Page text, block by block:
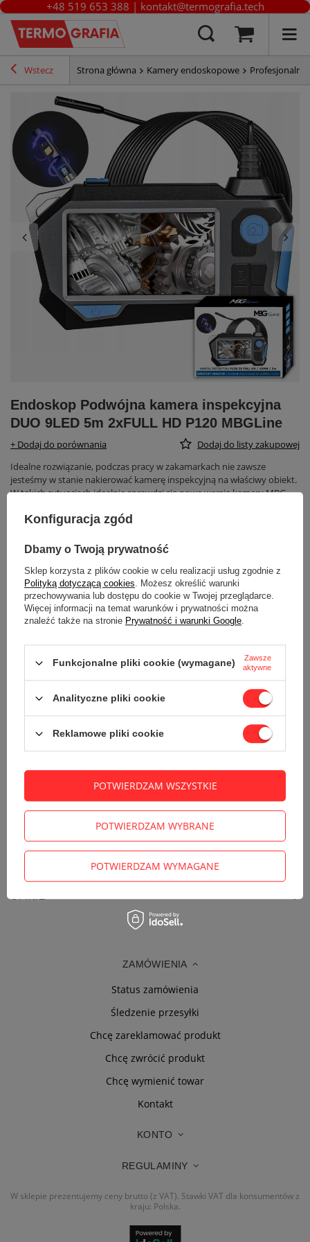
+48 519 653 388 | kontakt@termografia.tech
Wstecz Strona główna Kamery endoskopowe
Endoskop Podwójna kamera inspekcyjna
DUO 9LED 5m 2xFULL HD P120 MBGLine
+ Dodaj do porównania
Dodaj do listy zakupowej
Idealne rozwiązanie, podczas pracy w zakamarkach nie zawsze
jesteśmy w stanie nakierować kamerę inspekcyjną na właściwy obiekt.
W takich sytuacjach idealnie sprawdzi się nowa wersja kamery MBG
898,99 zł brutto/szt.
- + DODAJ DO KOSZYKA
dni na łatwy zwrot
Ten produkt nie jest dostępny w sklepie stacjonarnym
Bezpieczne zakupy
Odroczone płatności
. Kup teraz, zapłać za 30 dni, jeżeli nie
zwrócisz
ZADAJ PYTANIE
ZAMÓWIENIA
Status zamówienia
Śledzenie przesyłki
Chcę zareklamować produkt
Chcę zwrócić produkt
Chcę wymienić towar
Kontakt
KONTO
REGULAMINY
W sklepie prezentujemy ceny brutto (z VAT). Stawki VAT dla konsumentów z
kraju: Polska.
Konfiguracja zgód
Dbamy o Twoją prywatność
Sklep korzysta z plików cookie w celu realizacji usług zgodnie z
Polityką dotyczącą cookies. Możesz określić warunki
przechowywania lub dostępu do cookie w Twojej przeglądarce.
Więcej informacji na temat warunków i prywatności można
znaleźć także na stronie Prywatność i warunki Google.
Funkcjonalne pliki cookie (wymagane)
Zawsze
aktywne
Analityczne pliki cookie
Reklamowe pliki cookie
POTWIERDZAM WYBRANE
POTWIERDZAM WYMAGANE
POTWIERDZAM WSZYSTKIE